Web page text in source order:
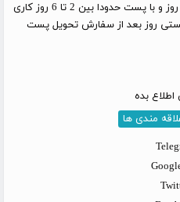
با پیک در تهران 1 روز و با پست حدودا بین 2 تا 6 روز کاری
روز بعد از سفارش تحویل پست
بده
مندی ها